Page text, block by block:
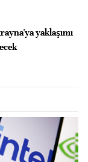
yaklaşımı